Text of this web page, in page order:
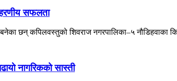
सफलता
छन् कपिलवस्तुको शिवराज नगरपालिका–५ नौडिहवाका
नागरिकको सास्ती